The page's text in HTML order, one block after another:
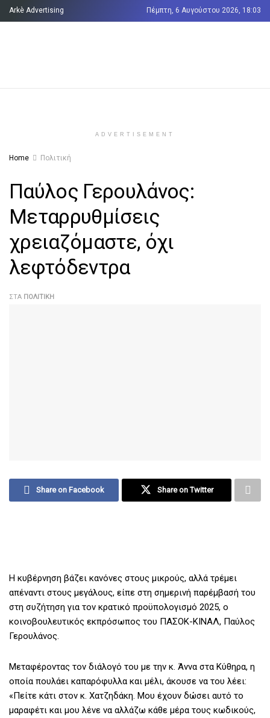
Arkè Advertising Πέμπτη, 6 Αυγούστου 2026, 18:03
ADVERTISEMENT
Home Πολιτική
Παύλος Γερουλάνος:
Μεταρρυθμίσεις
χρειαζόμαστε, όχι
λεφτόδεντρα
ΣΤΑ ΠΟΛΙΤΙΚΉ
Share on Facebook Share on Twitter
Η κυβέρνηση βάζει κανόνες στους μικρούς, αλλά τρέμει
απέναντι στους μεγάλους, είπε στη σημερινή παρέμβασή του
στη συζήτηση για τον κρατικό προϋπολογισμό 2025, ο
κοινοβουλευτικός εκπρόσωπος του ΠΑΣΟΚ-ΚΙΝΑΛ, Παύλος
Γερουλάνος.
Μεταφέροντας τον διάλογό του με την κ. Άννα στα Κύθηρα, η
οποία πουλάει καπαρόφυλλα και μέλι, άκουσε να του λέει:
«Πείτε κάτι στον κ. Χατζηδάκη. Μου έχουν δώσει αυτό το
μαραφέτι και μου λένε να αλλάζω κάθε μέρα τους κωδικούς,